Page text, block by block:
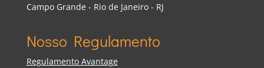
Campo Grande - Rio de Janeiro - RJ
Nosso Regulamento
Regulamento Avantage